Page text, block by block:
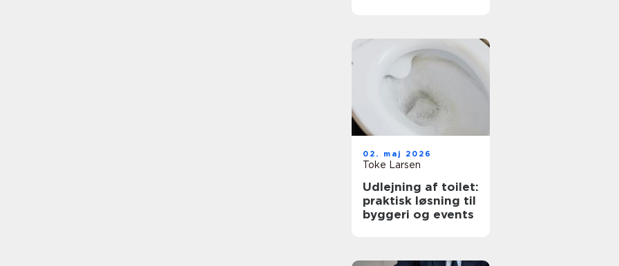
02. maj 2026
Toke Larsen
Udlejning af toilet:
praktisk løsning til
byggeri og events